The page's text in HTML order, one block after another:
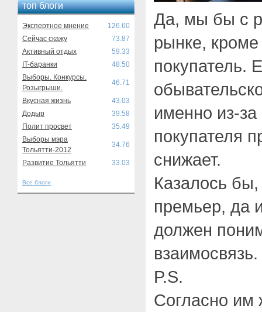
топ блоги
Экспертное мнение
126.60
Сейчас скажу
73.87
Активный отдых
59.33
IT-баранки
48.50
Выборы. Конкурсы.
Розыгрыши.
46.71
Вкусная жизнь
43.03
Додыр
39.58
Полит просвет
35.49
Выборы мэра
Тольятти-2012
34.76
Развитие Тольятти 33.03
Все блоги
Да, мы бы с
рынке,
покупатель.
именно из-за
покупателя
снижает.
Казалось
премьер, да
должен
взаимосвязь.
P.S.
Согласно им